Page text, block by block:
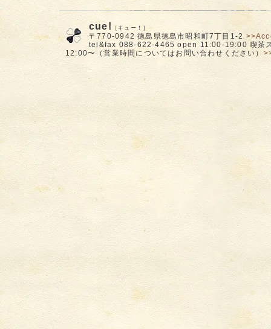
cue! ［キュー！］
〒770-0942 徳島県徳島市昭和町7丁目1-2
tel&fax 088-622-4465 open 11:00-19:00 喫茶
12:00〜（営業時間についてはお問い合わせください）